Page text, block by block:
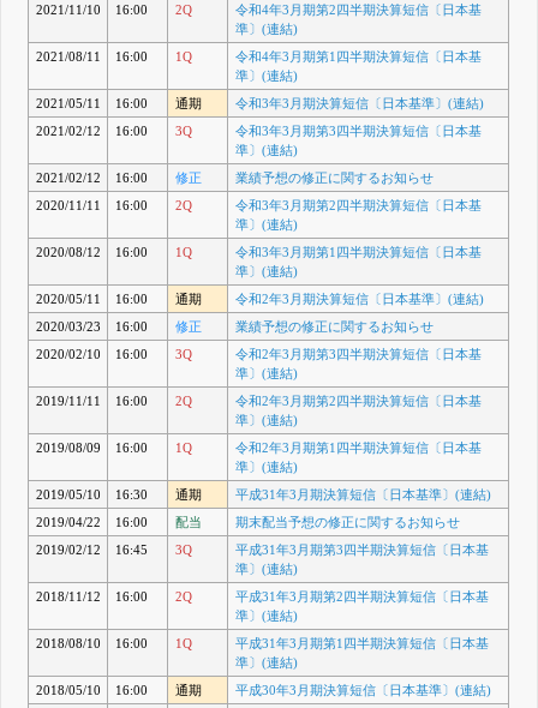
2021/11/10
16:00 2Q
令和4年3月期第2四半期決算短信〔日本基
準〕(連結)
2021/08/11
16:00 1Q
令和4年3月期第1四半期決算短信〔日本基
準〕(連結)
2021/05/11
16:00 通期
令和3年3月期決算短信〔日本基準〕(連結)
2021/02/12
16:00 3Q
令和3年3月期第3四半期決算短信〔日本基
準〕(連結)
2021/02/12
16:00 修正
業績予想の修正に関するお知らせ
2020/11/11
16:00 2Q
令和3年3月期第2四半期決算短信〔日本基
準〕(連結)
2020/08/12
16:00 1Q
令和3年3月期第1四半期決算短信〔日本基
準〕(連結)
2020/05/11
16:00 通期
令和2年3月期決算短信〔日本基準〕(連結)
2020/03/23
16:00 修正
業績予想の修正に関するお知らせ
2020/02/10
16:00 3Q
令和2年3月期第3四半期決算短信〔日本基
準〕(連結)
2019/11/11
16:00 2Q
令和2年3月期第2四半期決算短信〔日本基
準〕(連結)
2019/08/09
16:00 1Q
令和2年3月期第1四半期決算短信〔日本基
準〕(連結)
2019/05/10
16:30 通期
平成31年3月期決算短信〔日本基準〕(連結)
2019/04/22
16:00 配当
期末配当予想の修正に関するお知らせ
2019/02/12
16:45 3Q
平成31年3月期第3四半期決算短信〔日本基
準〕(連結)
2018/11/12
16:00 2Q
平成31年3月期第2四半期決算短信〔日本基
準〕(連結)
2018/08/10
16:00 1Q
平成31年3月期第1四半期決算短信〔日本基
準〕(連結)
2018/05/10
16:00 通期
平成30年3月期決算短信〔日本基準〕(連結)